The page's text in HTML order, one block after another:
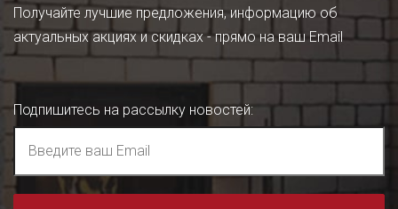
Получайте лучшие предложения, информацию об
актуальных акциях и скидках - прямо на ваш Email
Подпишитесь на рассылку новостей: